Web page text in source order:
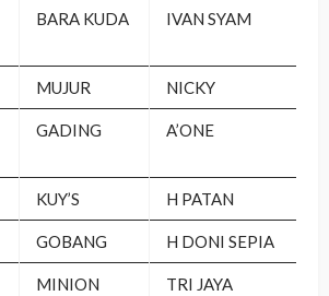
BARA KUDA IVAN SYAM
MUJUR NICKY
GADING A’ONE
KUY’S H PATAN
GOBANG H DONI SEPIA
MINION TRI JAYA